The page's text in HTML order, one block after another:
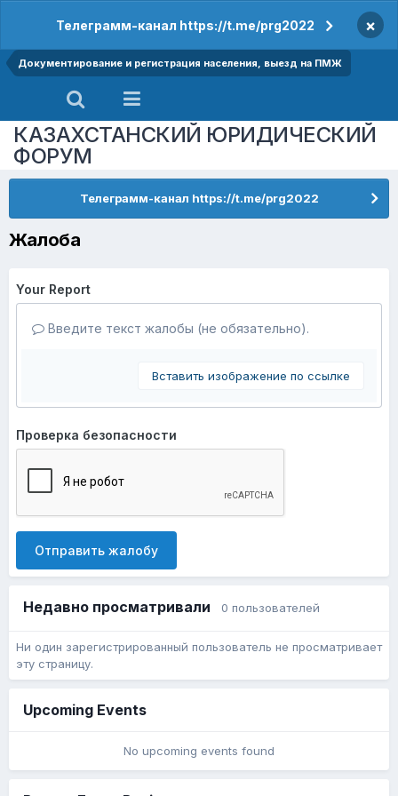
Телеграмм-канал https://t.me/prg2022 ×
Документирование и регистрация населения, выезд на ПМЖ
КАЗАХСТАНСКИЙ ЮРИДИЧЕСКИЙ
ФОРУМ
Телеграмм-канал https://t.me/prg2022
Жалоба
Your Report
Введите текст жалобы (не обязательно).
Вставить изображение по ссылке
Проверка безопасности
Отправить жалобу
Недавно просматривали 0 пользователей
Ни один зарегистрированный пользователь не просматривает
эту страницу.
Upcoming Events
No upcoming events found